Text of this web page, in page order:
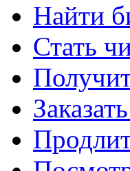
Найти
Стать